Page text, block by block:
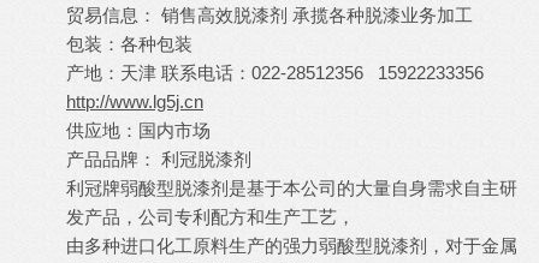
贸易信息： 销售高效脱漆剂 承揽各种脱漆业务加工
包装：各种包装
产地：天津 联系电话：022-28512356 15922233356
http://www.lg5j.cn
供应地：国内市场
产品品牌： 利冠脱漆剂
利冠牌弱酸型脱漆剂是基于本公司的大量自身需求自主研
发产品，公司专利配方和生产工艺，
由多种进口化工原料生产的强力弱酸型脱漆剂，对于金属